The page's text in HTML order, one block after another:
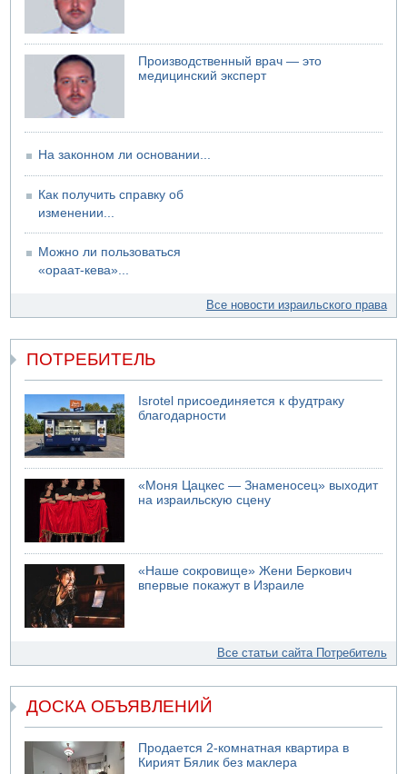
Производственный врач — это
медицинский эксперт
На законном ли основании...
Как получить справку об
изменении...
Можно ли пользоваться
«ораат-кева»...
Все новости израильского права
ПОТРЕБИТЕЛЬ
Isrotel присоединяется к фудтраку
благодарности
«Моня Цацкес — Знаменосец» выходит
на израильскую сцену
«Наше сокровище» Жени Беркович
впервые покажут в Израиле
Все статьи сайта Потребитель
ДОСКА ОБЪЯВЛЕНИЙ
Продается 2-комнатная квартира в
Кирият Бялик без маклера